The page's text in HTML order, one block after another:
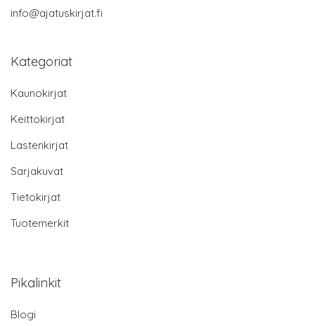
info@ajatuskirjat.fi
Kategoriat
Kaunokirjat
Keittokirjat
Lastenkirjat
Sarjakuvat
Tietokirjat
Tuotemerkit
Pikalinkit
Blogi